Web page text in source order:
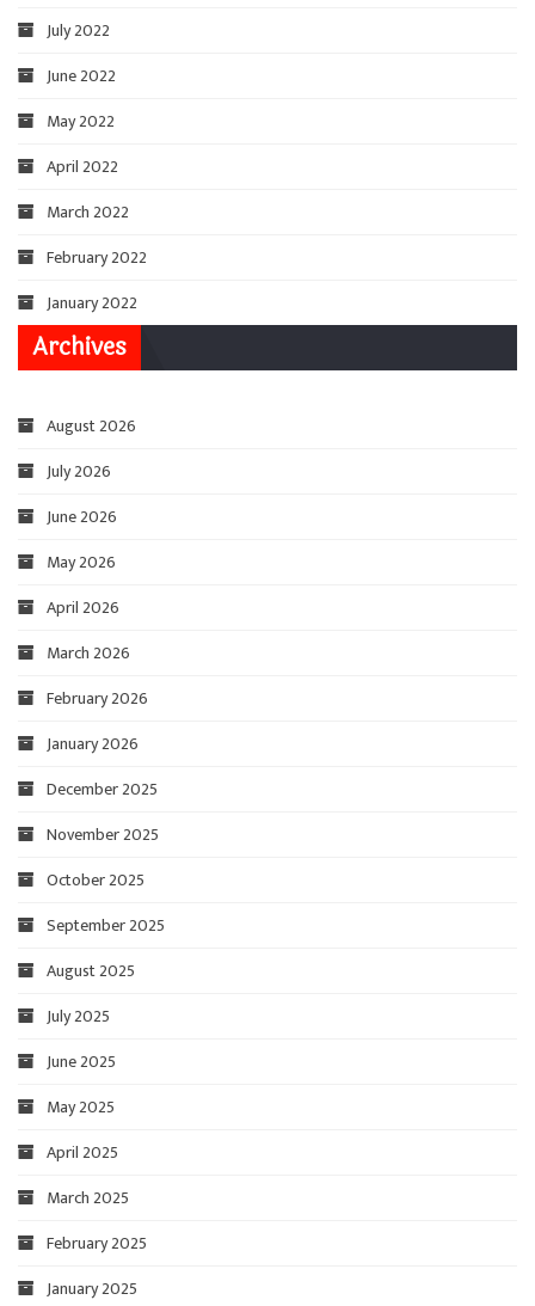
July 2022
June 2022
May 2022
April 2022
March 2022
February 2022
January 2022
Archives
August 2026
July 2026
June 2026
May 2026
April 2026
March 2026
February 2026
January 2026
December 2025
November 2025
October 2025
September 2025
August 2025
July 2025
June 2025
May 2025
April 2025
March 2025
February 2025
January 2025